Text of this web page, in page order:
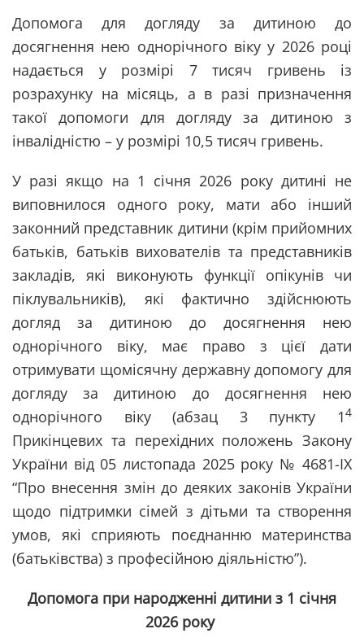
Допомога для догляду за дитиною до
досягнення нею однорічного віку у 2026 році
надається у розмірі 7 тисяч гривень із
розрахунку на місяць, а в разі призначення
такої допомоги для догляду за дитиною з
інвалідністю – у розмірі 10,5 тисяч гривень.
У разі якщо на 1 січня 2026 року дитині не
виповнилося одного року, мати або інший
законний представник дитини (крім прийомних
батьків, батьків вихователів та представників
закладів, які виконують функції опікунів чи
піклувальників), які фактично здійснюють
догляд за дитиною до досягнення нею
однорічного віку, має право з цієї дати
отримувати щомісячну державну допомогу для
догляду за дитиною до досягнення нею
однорічного віку (абзац 3 пункту 14
Прикінцевих та перехідних положень Закону
України від 05 листопада 2025 року № 4681-IX
“Про внесення змін до деяких законів України
щодо підтримки сімей з дітьми та створення
умов, які сприяють поєднанню материнства
(батьківства) з професійною діяльністю”).
Допомога при народженні дитини з 1 січня
2026 року